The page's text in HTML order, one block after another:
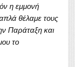
η εμμονή
θέλαμε τους
Παράταξη και
το